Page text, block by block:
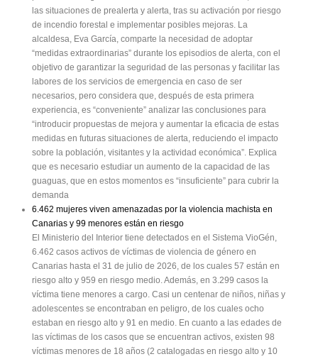
las situaciones de prealerta y alerta, tras su activación por riesgo
de incendio forestal e implementar posibles mejoras. La
alcaldesa, Eva García, comparte la necesidad de adoptar
“medidas extraordinarias” durante los episodios de alerta, con el
objetivo de garantizar la seguridad de las personas y facilitar las
labores de los servicios de emergencia en caso de ser
necesarios, pero considera que, después de esta primera
experiencia, es “conveniente” analizar las conclusiones para
“introducir propuestas de mejora y aumentar la eficacia de estas
medidas en futuras situaciones de alerta, reduciendo el impacto
sobre la población, visitantes y la actividad económica”. Explica
que es necesario estudiar un aumento de la capacidad de las
guaguas, que en estos momentos es “insuficiente” para cubrir la
demanda
6.462 mujeres viven amenazadas por la violencia machista en
Canarias y 99 menores están en riesgo
El Ministerio del Interior tiene detectados en el Sistema VioGén,
6.462 casos activos de víctimas de violencia de género en
Canarias hasta el 31 de julio de 2026, de los cuales 57 están en
riesgo alto y 959 en riesgo medio. Además, en 3.299 casos la
víctima tiene menores a cargo. Casi un centenar de niños, niñas y
adolescentes se encontraban en peligro, de los cuales ocho
estaban en riesgo alto y 91 en medio. En cuanto a las edades de
las víctimas de los casos que se encuentran activos, existen 98
víctimas menores de 18 años (2 catalogadas en riesgo alto y 10